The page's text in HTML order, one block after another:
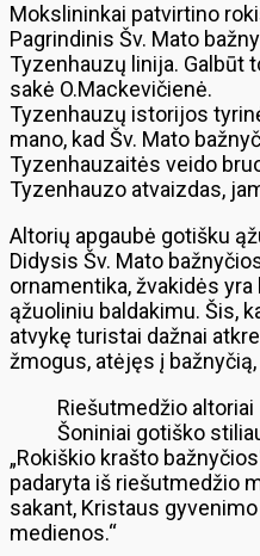
Mokslininkai patvirtino
Pagrindinis Šv. Mato
Tyzenhauzų linija. Galbūt
sakė O.Mackevičienė.
Tyzenhauzų istorijos
mano, kad Šv. Mato
Tyzenhauzaitės veido
Tyzenhauzo atvaizdas,
Altorių apgaubė gotišku
Didysis Šv. Mato
ornamentika, žvakidės
ąžuoliniu baldakimu. Šis,
atvykę turistai dažnai
žmogus, atėjęs į
Riešutmedžio altoriai
Šoniniai gotiško
„Rokiškio krašto
padaryta iš riešutmedžio
sakant, Kristaus
medienos.“